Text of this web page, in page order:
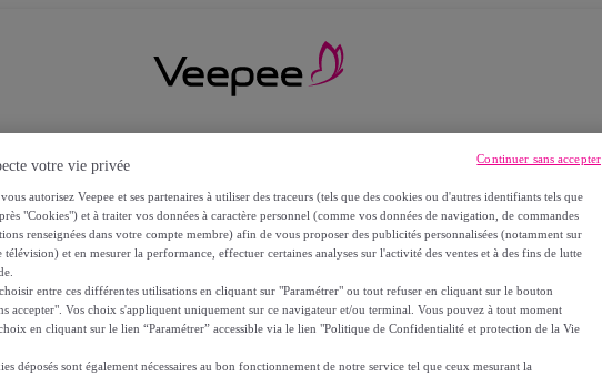
votre vie privée
autorisez Veepee et ses partenaires à utiliser des traceurs (tels que des cookies ou d'autres identifiants tels que
"Cookies") et à traiter vos données à caractère personnel (comme vos données de navigation, de commandes
renseignées dans votre compte membre) afin de vous proposer des publicités personnalisées (notamment sur
télévision) et en mesurer la performance, effectuer certaines analyses sur l'activité des ventes et à des fins de lutte
entre ces différentes utilisations en cliquant sur "Paramétrer" ou tout refuser en cliquant sur le bouton
accepter". Vos choix s'appliquent uniquement sur ce navigateur et/ou terminal. Vous pouvez à tout moment
en cliquant sur le lien “Paramétrer” accessible via le lien "Politique de Confidentialité et protection de la Vie
déposés sont également nécessaires au bon fonctionnement de notre service tel que ceux mesurant la
Continuer sans accepter